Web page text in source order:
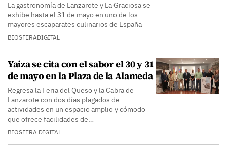
La gastronomía de Lanzarote y La Graciosa se
exhibe hasta el 31 de mayo en uno de los
mayores escaparates culinarios de España
BIOSFERADIGITAL
Yaiza se cita con el sabor el 30 y 31
de mayo en la Plaza de la Alameda
Regresa la Feria del Queso y la Cabra de
Lanzarote con dos días plagados de
actividades en un espacio amplio y cómodo
que ofrece facilidades de…
BIOSFERA DIGITAL